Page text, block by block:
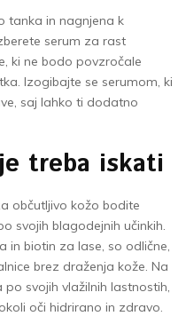
tanka in nagnjena k
serum za rast
ki ne bodo povzročale
Izogibajte se serumom, ki
saj lahko ti dodatno
treba iskati
občutljivo kožo bodite
svojih blagodejnih učinkih.
in biotin za lase, so odlične,
brez draženja kože. Na
po svojih vlažilnih lastnostih,
oči hidrirano in zdravo.